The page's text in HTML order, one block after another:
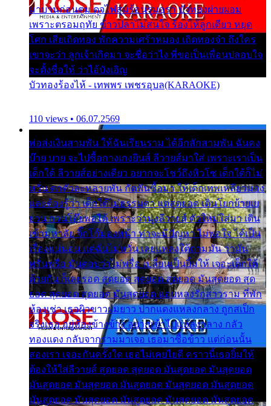
มาบานก่อนตูม ดุจไฟสุมร้อนรุมอุรา บัวทองผ่ายผอม
เพราะตรอมฤทัย ข้าวปลาไม่สนใจ ร้องไห้ลูกเดียว หยุด
โศก เสียเถิดทอง พักความเศร้าหมอง เถิดทองจ๋า ถึงใคร
เขาจะว่า ลูกเจ้าเกิดมา จะชื่อว่าไง พี่ขอเป็นเพื่อนปลอบใจ
จะตั้งชื่อให้ ว่าไอ้บังเอิญ
บัวทองร้องไห้ - เทพพร เพชรอุบล(KARAOKE)
110 views • 06.07.2569
พ่อส่งเงินสามพัน ให้ฉันเรียนราม ได้อีกสักสามพัน ฉันคง
บ๊าย บาย จะไปซื้อกางเกงยีนส์ ลีวายส์มาใส่ เพราะเราเป็น
เด็กใต้ ลีวายส์อย่างเดียว อยากจะโชว์ถึงหิวโซ เด็กใต้ก็ไม่
หวั่น ตกตัวละหลายพัน กัดฟันซื้อมา ให้เด็กเทพเหลียวมอง
และต้องรู้ว่า เด็กใต้ไม่ธรรมดา แต่สุดยอด เดินโยกย้ายเย
ยวน กวนโอ๊ยพอได้ เพราะว่านุ่งลีวายส์ ตัวใหม่ใส่มา เดิน
เข้ามหาลัย จิ๊กโก๊มองหน้า ท่าจะมีปัญหา ไม่พอใจ ได้เป็น
เรื่องแน่นอน แต่ฉันไม่หวั่น เลยแหลงใต้ถามมัน ว่ามัน
พรั่นพรือ มันตอบว่าไม่พรื่อ เปลี่ยนเป็นยิ้มให้ เจอะเด็กใต้
ด้วยกัน ก็เลยรอด สุดยอด สุดยอด สุดยอด มันสุดยอด สุด
ยอด สุดยอด สุดยอด มันสุดยอด แอบหลงรักสาวราม ที่พัก
ห้องเช่า เธอผิวขาวผมยาว ปากแดงแหลงกลาง ถูกสเป็ก
จริงเธอ อยู่ห้องข้างข้าง อยากเข้าไปแหลงกลาง กลัว
ทองแดง กลับจากรามมาเจอ เธอมาซื้อข้าว แต่ก่อนนั้น
สองเรา เจอะกันครั้งใด เธอไม่เคยไยดี คราวนี้เธอยิ้มให้
ต้องให้ใส่ลีวายส์ สุดยอด สุดยอด มันสุดยอด มันสุดยอด
มันสุดยอด มันสุดยอด มันสุดยอด มันสุดยอด มันสุดยอด
มันสุดยอด มันสุดยอด มันสุดยอด มันสุดยอด มันสุดยอด